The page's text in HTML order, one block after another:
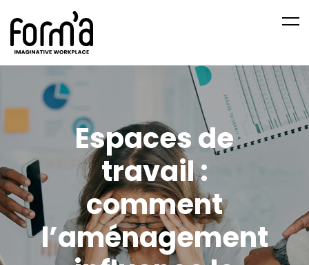
Espaces de
travail :
comment
l’aménagement